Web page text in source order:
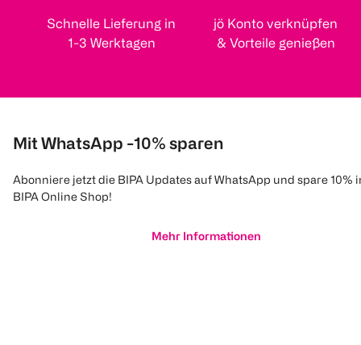
Schnelle Lieferung in
1-3 Werktagen
jö Konto verknüpfen
& Vorteile genießen
Mit WhatsApp -10% sparen
Abonniere jetzt die BIPA Updates auf WhatsApp und spare 10%
BIPA Online Shop!
Mehr Informationen